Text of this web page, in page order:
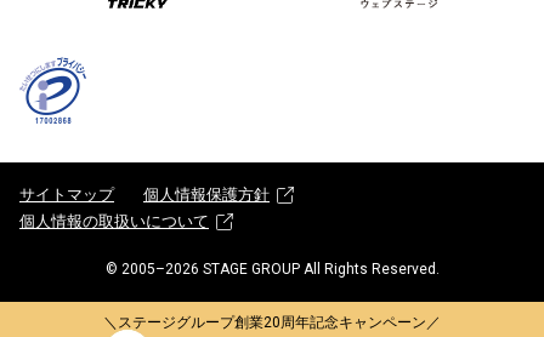
＼ステージグループ創業20周年記念キャンペーン／
サイトマップ
個人情報保護方針
個人情報の取扱いについて
© 2005–2026 STAGE GROUP All Rights Reserved.